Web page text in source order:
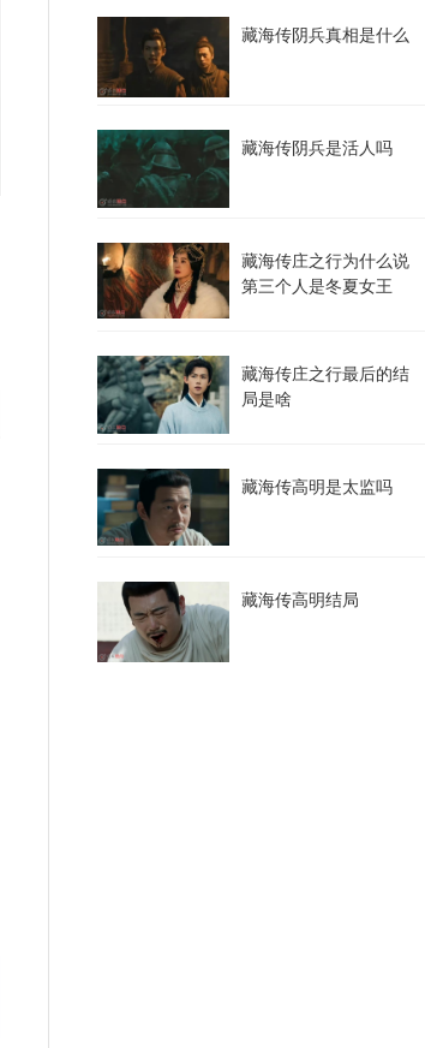
藏海传阴兵真相是什么
藏海传阴兵是活人吗
藏海传庄之行为什么说
第三个人是冬夏女王
藏海传庄之行最后的结
局是啥
藏海传高明是太监吗
藏海传高明结局